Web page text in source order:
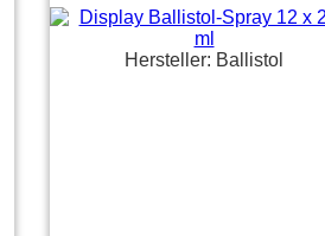
Hersteller: Ballistol